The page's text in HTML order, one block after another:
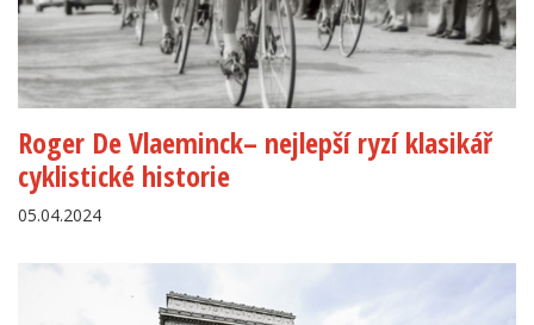
Roger De Vlaeminck– nejlepší ryzí klasikář
cyklistické historie
05.04.2024